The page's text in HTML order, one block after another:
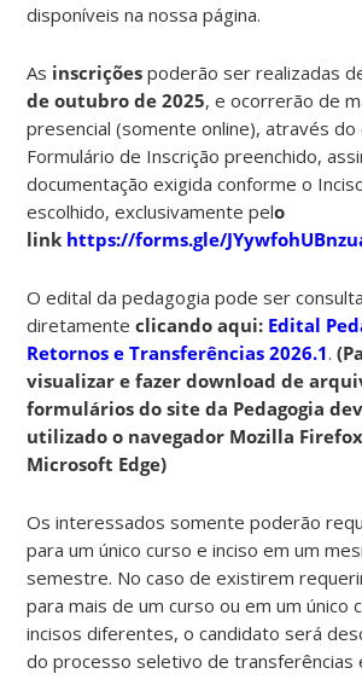
disponíveis na nossa página.
As inscrições poderão ser realizadas
de outubro de 2025, e ocorrerão de
presencial (somente online), através do
Formulário de Inscrição preenchido,
documentação exigida conforme o
escolhido, exclusivamente pelo
link https://forms.gle/
O edital da pedagogia pode ser
diretamenteclicando aqui: Edital
Retornos e Transferências 2026.1.
visualizar e fazer download de
formulários do site da Pedagogia
utilizado o navegador Mozilla
Microsoft Edge)
Os interessados somente poderão
para um único curso e inciso em um
semestre. No caso de existirem
para mais de um curso ou em um único
incisos diferentes, o candidato será
do processo seletivo de transferências